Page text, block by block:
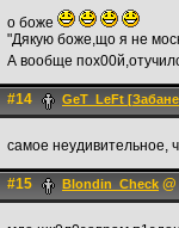
о боже
"Дякую боже,що я не
А вообще
#14 GeT_LeFt
самое неудивительное,
#15 Blondin_Check